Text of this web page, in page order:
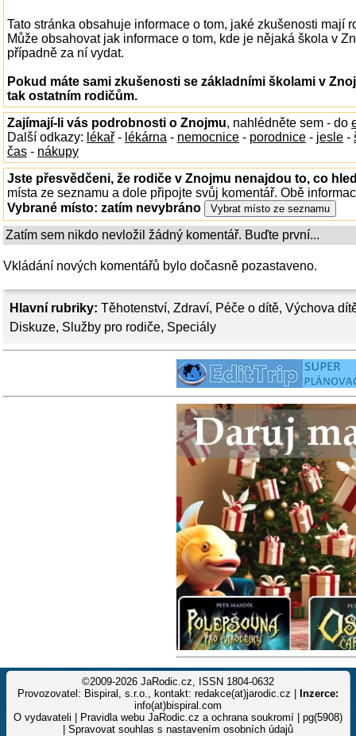
Hlavní rubriky: Těhotenství, Zdraví, Péče o dítě, Výchova
Diskuze, Služby pro rodiče, Speciály
Tato stránka obsahuje informace o tom, jaké zkušenosti mají
Může obsahovat jak informace o tom, kde je nějaká škola v
případně za ní vydat.
Pokud máte sami zkušenosti se základními školami v
tak ostatním rodičům.
Zajímají-li vás podrobnosti o Znojmu, nahlédněte sem - do
Další odkazy: lékař - lékárna - nemocnice - porodnice - jesle -
čas - nákupy
Jste přesvědčeni, že rodiče v Znojmu nenajdou to, co
místa ze seznamu a dole připojte svůj komentář. Obě
Vybrané místo: zatím nevybráno
Zatím sem nikdo nevložil žádný komentář. Buďte první...
Vkládání nových komentářů bylo dočasně pozastaveno.
©2009-2026 JaRodic.cz, ISSN 1804-0632
Provozovatel: Bispiral, s.r.o., kontakt: redakce(at)jarodic.cz |
Inzerce:
info(at)bispiral.com
O vydavateli
Pravidla webu JaRodic.cz a ochrana soukromí | pg(5908)
Spravovat souhlas s nastavením osobních údajů